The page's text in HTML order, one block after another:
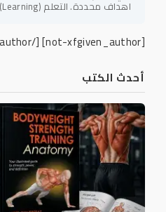
أحدث الكتب
اهداف محددة. التعلم (Learning):
[not-xfgiven_author]
[/not-xfgiven_author]